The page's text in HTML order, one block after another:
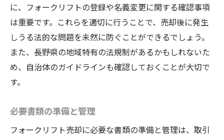
に、フォークリフトの登録や名義変更に関する確認事項
は重要です。これらを適切に行うことで、売却後に発生
しうる法的な問題を未然に防ぐことができるでしょう。
また、長野県の地域特有の法規制があるかもしれないた
め、自治体のガイドラインも確認しておくことが大切で
す。
必要書類の準備と管理
フォークリフト売却に必要な書類の準備と管理は、取引